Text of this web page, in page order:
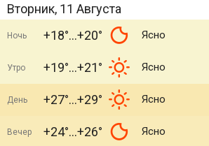
Вторник, 11 Августа
Ночь +18° +20° Ясно
Утро +19° +21° Ясно
День +27° +29° Ясно
Вечер +24° +26° Ясно